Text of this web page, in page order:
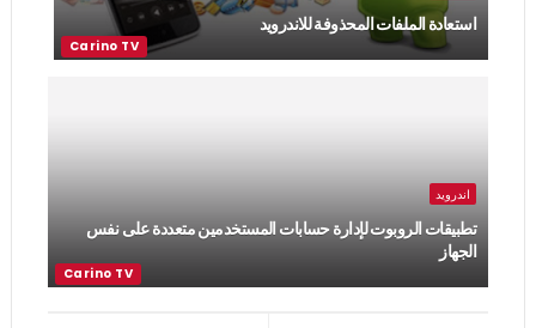
استعادة الملفات المحذوفة للاندرويد
اندرويد
تطبيقات الروبوت لإدارة حسابات المستخدمين متعددة على نفس
الجهاز